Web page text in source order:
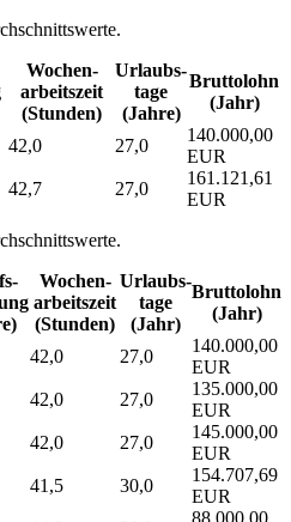
Wochen­
arbeitszeit
(Stunden)
Urlaubs­
tage
(Jahre)
Bruttolohn
(Jahr)
42,0 27,0
140.000,00
EUR
42,7 27,0
161.121,61
EUR
Wochen­
arbeitszeit
(Stunden)
Urlaubs­
tage
(Jahr)
Bruttolohn
(Jahr)
42,0 27,0
140.000,00
EUR
42,0 27,0
135.000,00
EUR
42,0 27,0
145.000,00
EUR
41,5 30,0
154.707,69
EUR
88.000,00